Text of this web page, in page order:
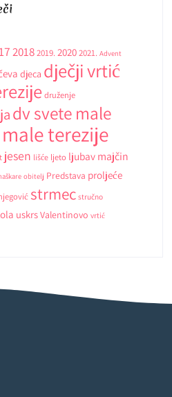
2018 2019. 2020 2021. Advent
djeca dječji vrtić
druženje
dv svete male
terezije
jesen lišće ljeto ljubav majčin
obitelj Predstava proljeće
strmec stručno
uskrsValentinovo vrtić